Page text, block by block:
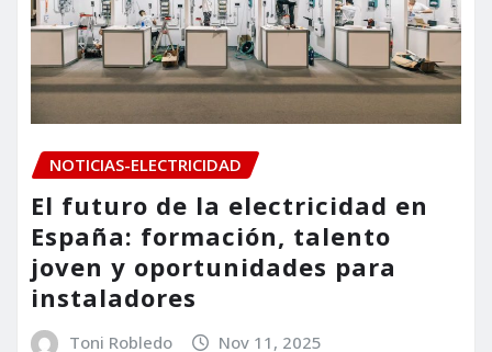
NOTICIAS-ELECTRICIDAD
El futuro de la electricidad en
España: formación, talento
joven y oportunidades para
instaladores
Toni Robledo Nov 11, 2025